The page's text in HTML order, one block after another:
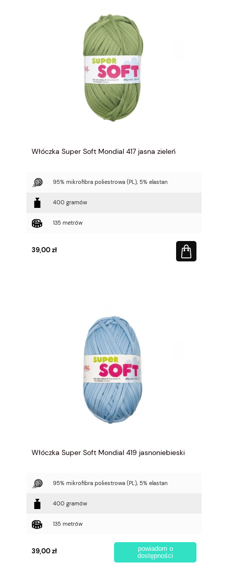
Włóczka Super Soft Mondial 417 jasna zieleń
95% mikrofibra poliestrowa (PL), 5% elastan
400 gramów
135 metrów
39,00 zł
Włóczka Super Soft Mondial 419 jasnoniebieski
95% mikrofibra poliestrowa (PL), 5% elastan
400 gramów
135 metrów
39,00 zł
powiadom o
dostępności